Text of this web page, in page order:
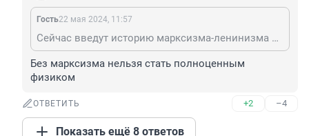
Гость22 мая 2024, 11:57
Сейчас введут историю марксизма-ленинизма и снова будет лучшая в мире система образования!)))
Без марксизма нельзя стать полноценным
физиком
ОТВЕТИТЬ +2 –4
Показать ещё 8 ответов